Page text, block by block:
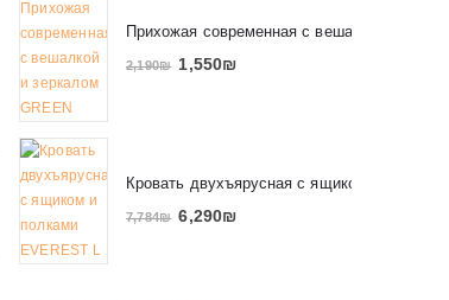
Прихожая современная с вешалкой и
2,190₪ 1,550₪
Кровать двухъярусная с ящиком и
7,784₪ 6,290₪